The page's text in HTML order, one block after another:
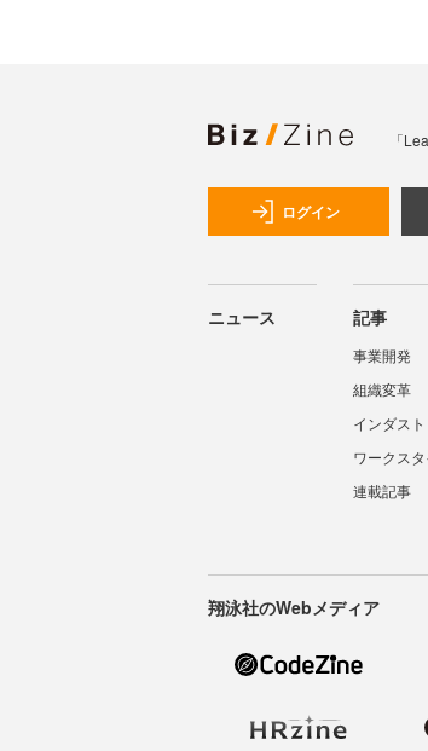
「
ログイン
ニュース 記事
事業開発
組織変革
インダス
ワークス
連載記事
翔泳社のWebメディア